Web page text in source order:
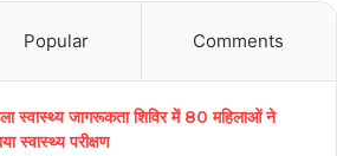
Popular Comments
स्वास्थ्य जागरूकता शिविर में 80 महिलाओं ने
स्वास्थ्य परीक्षण